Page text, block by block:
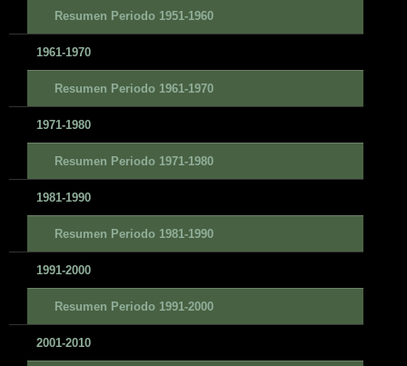
Resumen Periodo 1951-1960
1961-1970
Resumen Periodo 1961-1970
1971-1980
Resumen Periodo 1971-1980
1981-1990
Resumen Periodo 1981-1990
1991-2000
Resumen Periodo 1991-2000
2001-2010